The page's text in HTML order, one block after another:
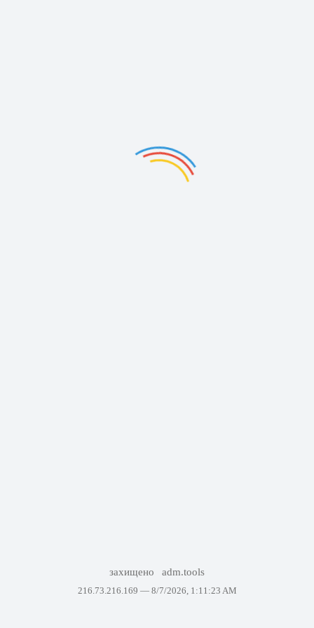
захищено adm.tools
216.73.216.169 — 8/7/2026, 1:11:23 AM